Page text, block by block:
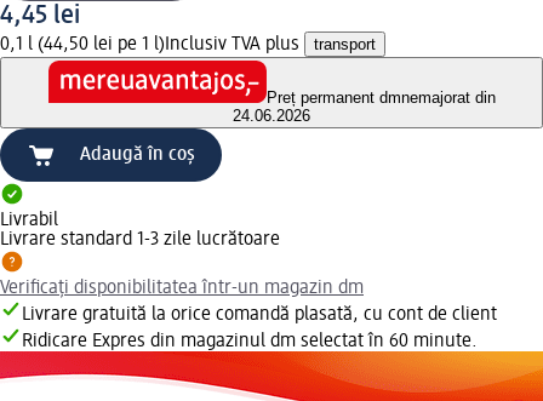
4,45 lei
0,1 l (44,50 lei pe 1 l) Inclusiv TVA plus transport
Preț permanent dmnemajorat din
24.06.2026
Adaugă în coș
Livrabil
Livrare standard 1-3 zile lucrătoare
Verificați disponibilitatea într-un magazin dm
Livrare gratuită la orice comandă plasată, cu cont de client
Ridicare Expres din magazinul dm selectat în 60 minute.